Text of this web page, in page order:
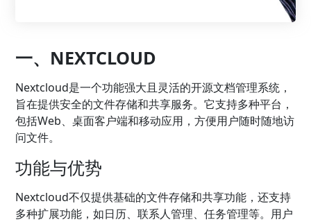
一、NEXTCLOUD
Nextcloud是一个功能强大且灵活的开源文档管理系统，
旨在提供安全的文件存储和共享服务。它支持多种平台，
包括Web、桌面客户端和移动应用，方便用户随时随地访
问文件。
功能与优势
Nextcloud不仅提供基础的文件存储和共享功能，还支持
多种扩展功能，如日历、联系人管理、任务管理等。用户